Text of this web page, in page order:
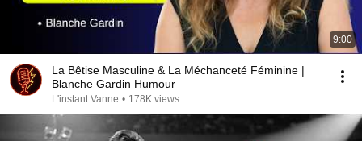
9:00
La Bêtise Masculine & La Méchanceté Féminine |
Blanche Gardin Humour
L'instant Vanne • 178K views